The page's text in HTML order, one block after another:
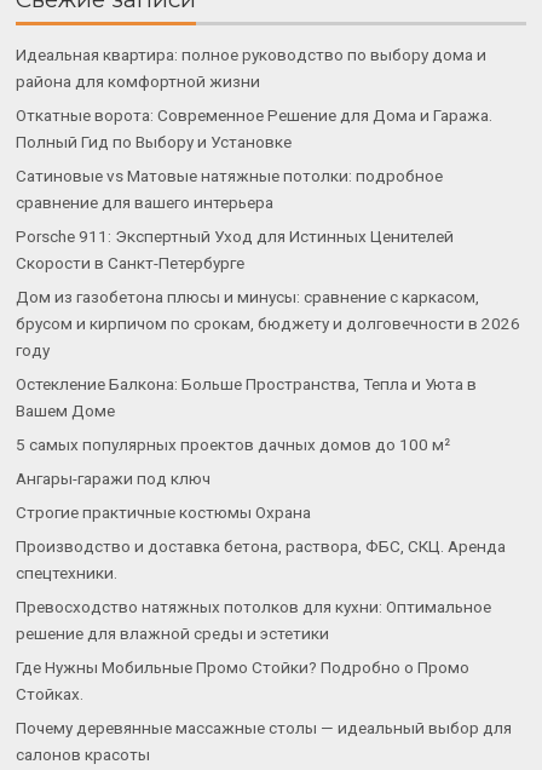
Идеальная квартира: полное руководство по выбору дома и
района для комфортной жизни
Откатные ворота: Современное Решение для Дома и Гаража.
Полный Гид по Выбору и Установке
Сатиновые vs Матовые натяжные потолки: подробное
сравнение для вашего интерьера
Porsche 911: Экспертный Уход для Истинных Ценителей
Скорости в Санкт-Петербурге
Дом из газобетона плюсы и минусы: сравнение с каркасом,
брусом и кирпичом по срокам, бюджету и долговечности в 2026
году
Остекление Балкона: Больше Пространства, Тепла и Уюта в
Вашем Доме
5 самых популярных проектов дачных домов до 100 м²
Ангары-гаражи под ключ
Строгие практичные костюмы Охрана
Производство и доставка бетона, раствора, ФБС, СКЦ. Аренда
спецтехники.
Превосходство натяжных потолков для кухни: Оптимальное
решение для влажной среды и эстетики
Где Нужны Мобильные Промо Стойки? Подробно о Промо
Стойках.
Почему деревянные массажные столы — идеальный выбор для
салонов красоты